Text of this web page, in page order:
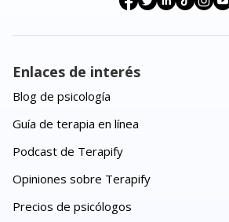
Enlaces de interés
Blog de psicología
Guía de terapia en línea
Podcast de Terapify
Opiniones sobre Terapify
Precios de psicólogos